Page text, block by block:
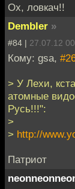
Ох, ловкач!!
Dembler »
#84 | 27.07.12
Кому: gsa,
> У Лехи,
атомные
Русь!!!":
>
> http://
Патриот